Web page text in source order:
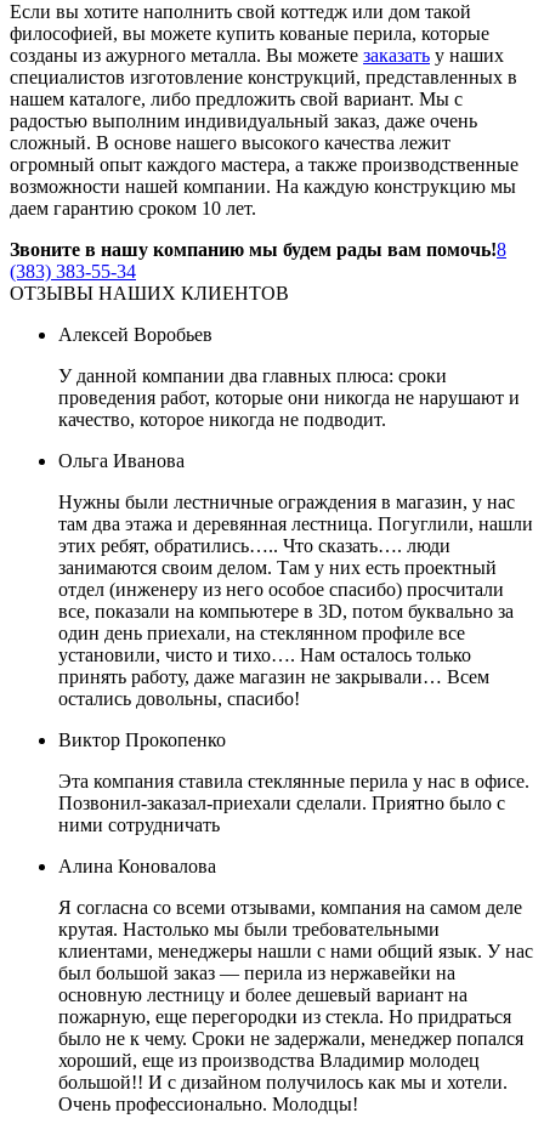
Если вы хотите наполнить свой коттедж или дом такой
философией, вы можете купить кованые перила, которые
созданы из ажурного металла. Вы можете заказать у наших
специалистов изготовление конструкций, представленных в
нашем каталоге, либо предложить свой вариант. Мы с
радостью выполним индивидуальный заказ, даже очень
сложный. В основе нашего высокого качества лежит
огромный опыт каждого мастера, а также производственные
возможности нашей компании. На каждую конструкцию мы
даем гарантию сроком 10 лет.
Звоните в нашу компанию мы будем рады вам помочь!8
(383) 383-55-34
ОТЗЫВЫ НАШИХ КЛИЕНТОВ
Алексей Воробьев
У данной компании два главных плюса: сроки
проведения работ, которые они никогда не нарушают и
качество, которое никогда не подводит.
Ольга Иванова
Нужны были лестничные ограждения в магазин, у нас
там два этажа и деревянная лестница. Погуглили, нашли
этих ребят, обратились….. Что сказать…. люди
занимаются своим делом. Там у них есть проектный
отдел (инженеру из него особое спасибо) просчитали
все, показали на компьютере в 3D, потом буквально за
один день приехали, на стеклянном профиле все
установили, чисто и тихо…. Нам осталось только
принять работу, даже магазин не закрывали… Всем
остались довольны, спасибо!
Виктор Прокопенко
Эта компания ставила стеклянные перила у нас в офисе.
Позвонил-заказал-приехали сделали. Приятно было с
ними сотрудничать
Алина Коновалова
Я согласна со всеми отзывами, компания на самом деле
крутая. Настолько мы были требовательными
клиентами, менеджеры нашли с нами общий язык. У нас
был большой заказ — перила из нержавейки на
основную лестницу и более дешевый вариант на
пожарную, еще перегородки из стекла. Но придраться
было не к чему. Сроки не задержали, менеджер попался
хороший, еще из производства Владимир молодец
большой!! И с дизайном получилось как мы и хотели.
Очень профессионально. Молодцы!